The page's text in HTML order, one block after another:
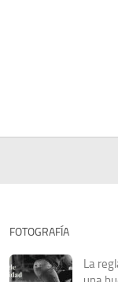
FOTOGRAFÍA
La